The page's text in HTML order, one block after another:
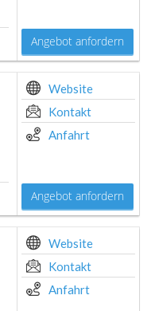
Angebot anfordern
Website
Kontakt
Anfahrt
Angebot anfordern
Website
Kontakt
Anfahrt